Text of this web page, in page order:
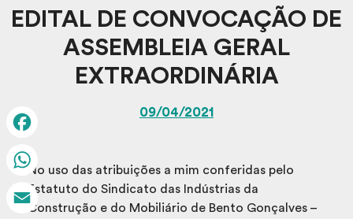
EDITAL DE CONVOCAÇÃO DE
ASSEMBLEIA GERAL
EXTRAORDINÁRIA
09/04/2021
No uso das atribuições a mim conferidas pelo
Estatuto do Sindicato das Indústrias da
Construção e do Mobiliário de Bento Gonçalves –
Facebook
WhatsApp